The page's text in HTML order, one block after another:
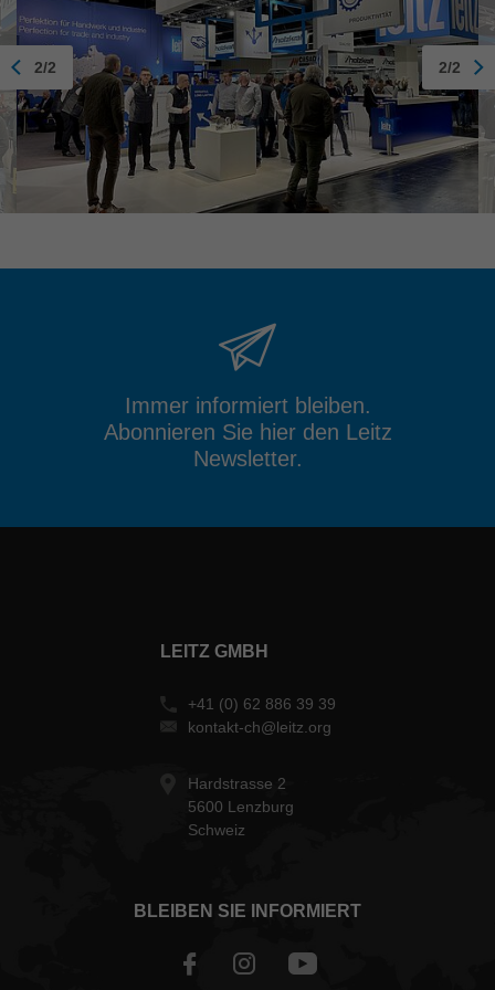
2/2 2/2
Immer informiert bleiben.
Abonnieren Sie hier den Leitz
Newsletter.
LEITZ GMBH
+41 (0) 62 886 39 39
kontakt-ch@leitz.org
Hardstrasse 2
5600 Lenzburg
Schweiz
BLEIBEN SIE INFORMIERT